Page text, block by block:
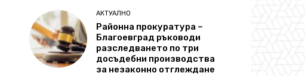
АКТУАЛНО
Районна прокуратура –
Благоевград ръководи
разследването по три
досъдебни производства
за незаконно отглеждане